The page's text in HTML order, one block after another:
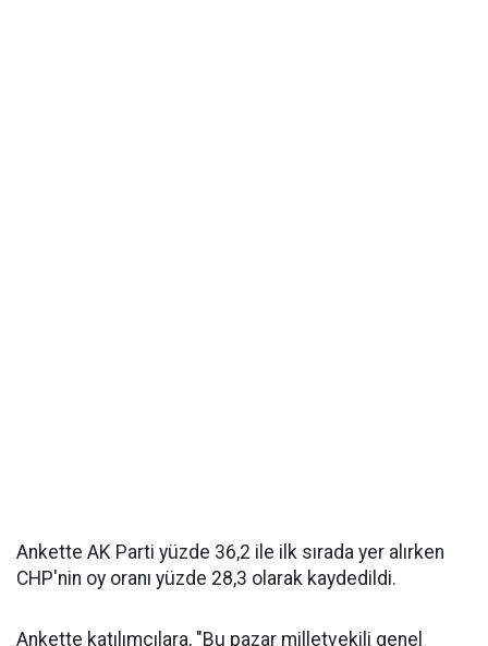
Ankette AK Parti yüzde 36,2 ile ilk sırada yer alırken
CHP'nin oy oranı yüzde 28,3 olarak kaydedildi.
Ankette katılımcılara, "Bu pazar milletvekili genel